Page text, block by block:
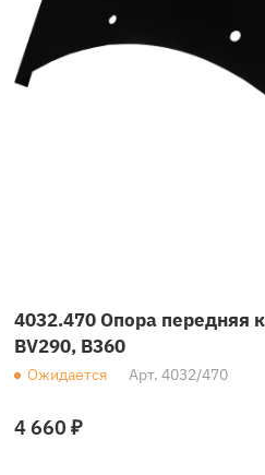
4032.470 Опора передняя
BV290, B360
Ожидается Арт. 4032/470
4 660 ₽